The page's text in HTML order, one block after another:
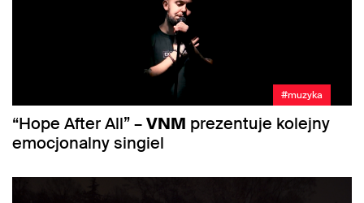
#muzyka
“Hope After All” –VNM prezentuje kolejny
emocjonalny singiel